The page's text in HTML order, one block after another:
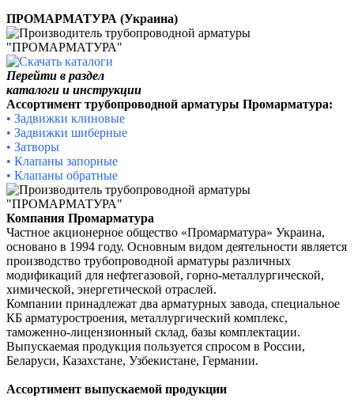
ПРОМАРМАТУРА (Украина)
Перейти в раздел
каталоги и инструкции
Ассортимент трубопроводной арматуры Промарматура:
• Задвижки клиновые
• Задвижки шиберные
• Затворы
• Клапаны запорные
• Клапаны обратные
Компания Промарматура
Частное акционерное общество «Промарматура» Украина,
основано в 1994 году. Основным видом деятельности является
производство трубопроводной арматуры различных
модификаций для нефтегазовой, горно-металлургической,
химической, энергетической отраслей.
Компании принадлежат два арматурных завода, специальное
КБ арматуростроения, металлургический комплекс,
таможенно-лицензионный склад, базы комплектации.
Выпускаемая продукция пользуется спросом в России,
Беларуси, Казахстане, Узбекистане, Германии.
Ассортимент выпускаемой продукции